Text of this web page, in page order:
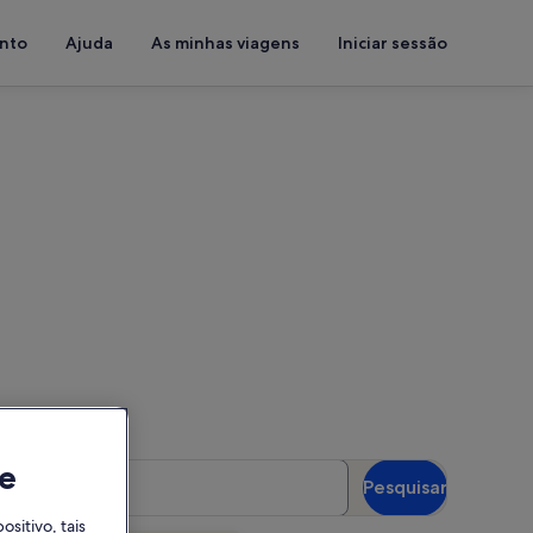
Ajuda As minhas viagens Iniciar sessão
para ver a disponibilidade
Pesquisar
tais